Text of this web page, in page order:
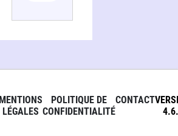
MENTIONS
LÉGALES
POLITIQUE DE
CONFIDENTIALITÉ
CONTACT